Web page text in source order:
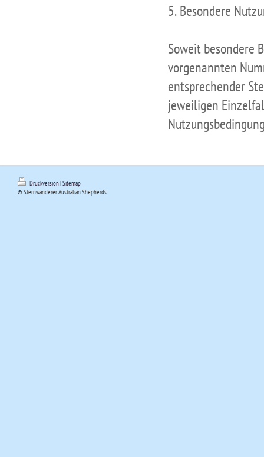
5. Besondere
Soweit besondere
vorgenannten
entsprechender
jeweiligen
Druckversion|Sitemap
© Sternwanderer Australian Shepherds